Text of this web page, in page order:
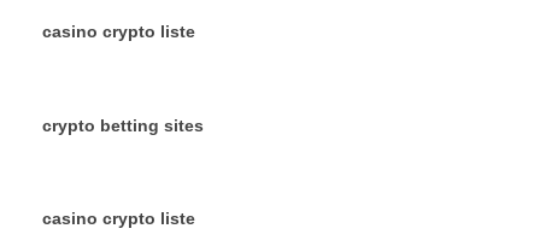
casino crypto liste
crypto betting sites
casino crypto liste